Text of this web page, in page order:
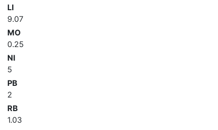
LI
9.07
MO
0.25
NI
5
PB
2
RB
1.03